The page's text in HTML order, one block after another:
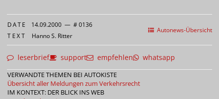
Autonews-Übersicht
DATE 14.09.2000 — # 0136
TEXT Hanno S. Ritter
leserbrief support empfehlen whatsapp
VERWANDTE THEMEN BEI AUTOKISTE
Übersicht aller Meldungen zum Verkehrsrecht
IM KONTEXT: DER BLICK INS WEB